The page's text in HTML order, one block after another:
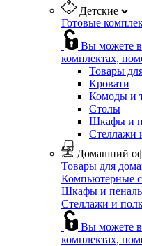
Детские
Готовые
Вы можете
комплектах,
Товары
Кровати
Комоды и
Столы
Шкафы и
Стеллажи
Домашний
Товары для
Компьютерные
Шкафы и
Стеллажи и
Вы можете
комплектах,